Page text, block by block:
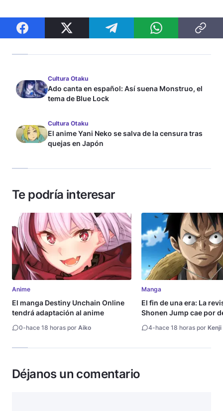
Cultura Otaku
Ado canta en español: Así suena Monstruo, el
tema de Blue Lock
Cultura Otaku
El anime Yani Neko se salva de la censura tras
quejas en Japón
Te podría interesar
Anime
El manga Destiny Unchain Online
tendrá adaptación al anime
0-hace 18 horas por Aiko
Manga
El fin de una era: La
Shonen Jump cae por
4-hace 18 horas por Kenji
Déjanos un comentario